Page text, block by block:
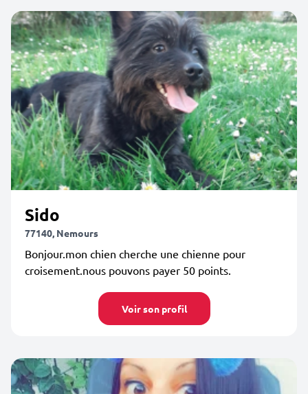
Sido
77140, Nemours
Bonjour.mon chien cherche une chienne pour
croisement.nous pouvons payer 50 points.
Voir son profil